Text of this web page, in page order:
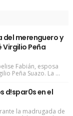
del merenguero y
Peña
Fabián, esposa
Peña Suazo. La ...
d!spar0s en el
la madrugada de